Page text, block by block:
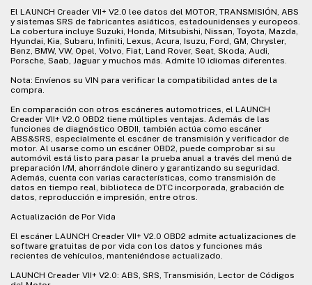
El LAUNCH Creader VII+ V2.0 lee datos del MOTOR, TRANSMISIÓN, ABS
y sistemas SRS de fabricantes asiáticos, estadounidenses y europeos.
La cobertura incluye Suzuki, Honda, Mitsubishi, Nissan, Toyota, Mazda,
Hyundai, Kia, Subaru, Infiniti, Lexus, Acura, Isuzu, Ford, GM, Chrysler,
Benz, BMW, VW, Opel, Volvo, Fiat, Land Rover, Seat, Skoda, Audi,
Porsche, Saab, Jaguar y muchos más. Admite 10 idiomas diferentes.
Nota: Envíenos su VIN para verificar la compatibilidad antes de la
compra.
En comparación con otros escáneres automotrices, el LAUNCH
Creader VII+ V2.0 OBD2 tiene múltiples ventajas. Además de las
funciones de diagnóstico OBDII, también actúa como escáner
ABS&SRS, especialmente el escáner de transmisión y verificador de
motor. Al usarse como un escáner OBD2, puede comprobar si su
automóvil está listo para pasar la prueba anual a través del menú de
preparación I/M, ahorrándole dinero y garantizando su seguridad.
Además, cuenta con varias características, como transmisión de
datos en tiempo real, biblioteca de DTC incorporada, grabación de
datos, reproducción e impresión, entre otros.
Actualización de Por Vida
El escáner LAUNCH Creader VII+ V2.0 OBD2 admite actualizaciones de
software gratuitas de por vida con los datos y funciones más
recientes de vehículos, manteniéndose actualizado.
LAUNCH Creader VII+ V2.0: ABS, SRS, Transmisión, Lector de Códigos